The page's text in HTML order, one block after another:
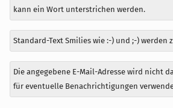
kann ein Wort unterstrichen werden.
Standard-Text Smilies wie :-) und ;-)
Die angegebene E-Mail-Adresse wird nicht
für eventuelle Benachrichtigungen